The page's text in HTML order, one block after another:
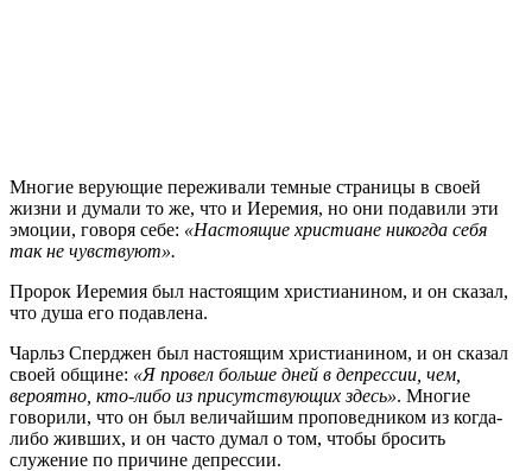
Многие верующие переживали темные страницы в своей
жизни и думали то же, что и Иеремия, но они подавили эти
эмоции, говоря себе: «Настоящие христиане никогда себя
так не чувствуют».
Пророк Иеремия был настоящим христианином, и он сказал,
что душа его подавлена.
Чарльз Сперджен был настоящим христианином, и он сказал
своей общине: «Я провел больше дней в депрессии, чем,
вероятно, кто-либо из присутствующих здесь». Многие
говорили, что он был величайшим проповедником из когда-
либо живших, и он часто думал о том, чтобы бросить
служение по причине депрессии.